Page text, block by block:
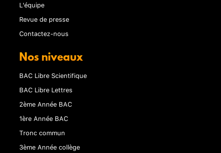
L'équipe
Revue de presse
Contactez-nous
Nos niveaux
BAC Libre Scientifique
BAC Libre Lettres
2ème Année BAC
1ère Année BAC
Tronc commun
3ème Année collège